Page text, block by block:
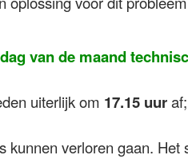
van de maand
uiterlijk om 17.15 uur
kunnen verloren gaan.